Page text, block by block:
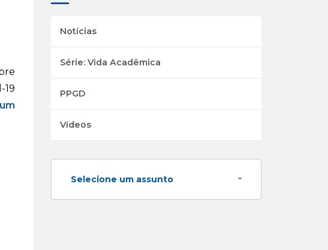
19
Notícias
Série: Vida Acadêmica
PPGD
Vídeos
Selecione um assunto